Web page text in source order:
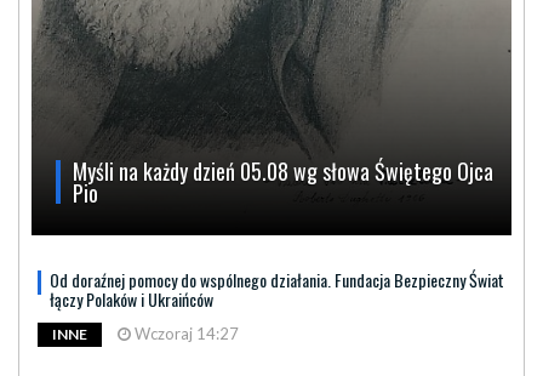
Myśli na każdy dzień 05.08 wg słowa Świętego Ojca
Pio
Od doraźnej pomocy do wspólnego działania. Fundacja Bezpieczny Świat
łączy Polaków i Ukraińców
INNE Wczoraj 14:27